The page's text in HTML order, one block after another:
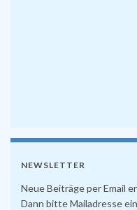
NEWSLETTER
Neue Beiträge per Email
Dann bitte Mailadresse